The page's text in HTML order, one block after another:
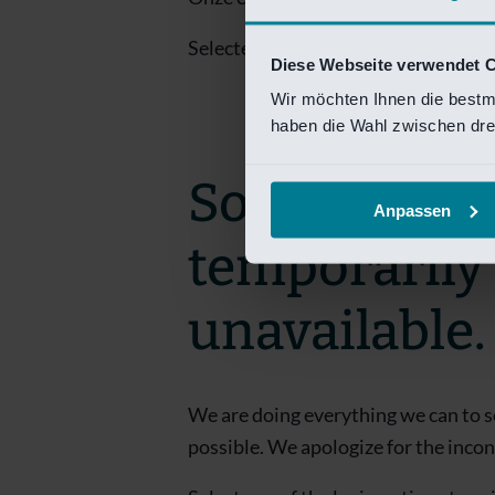
Diese Webseite verwendet
Wir möchten Ihnen die
haben die Wahl zwischen
Anpassen
Selecteer een van de login opties
Sorry! This
temporarily
unavailable.
We are doing everything we can to
possible. We apologize for the